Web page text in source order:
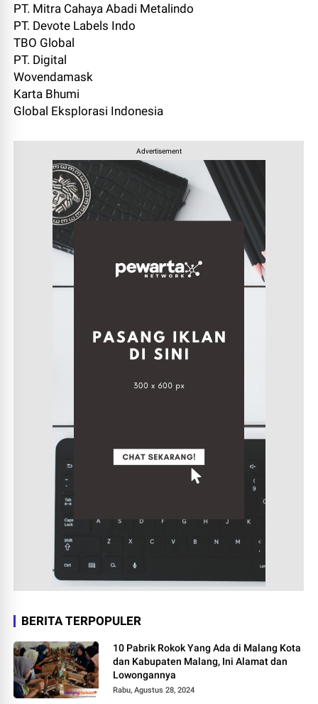
PT. Mitra Cahaya Abadi Metalindo
PT. Devote Labels Indo
TBO Global
PT. Digital
Wovendamask
Karta Bhumi
Global Eksplorasi Indonesia
Advertisement
BERITA TERPOPULER
10 Pabrik Rokok Yang Ada di Malang Kota
dan Kabupaten Malang, Ini Alamat dan
Lowongannya
Rabu, Agustus 28, 2024